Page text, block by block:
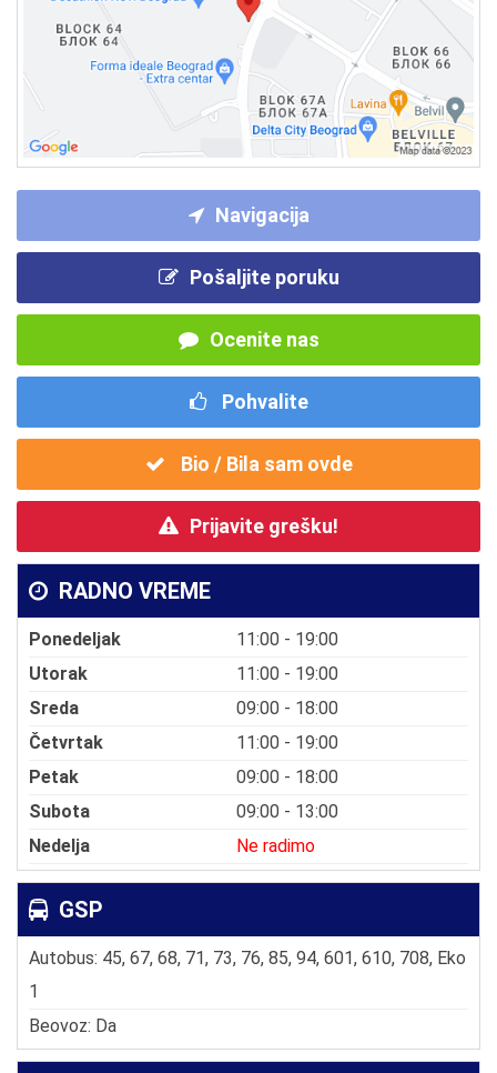
Navigacija
Pošaljite poruku
Ocenite nas
Pohvalite
Bio / Bila sam ovde
Prijavite grešku!
RADNO VREME
Ponedeljak
11:00 - 19:00
Utorak
11:00 - 19:00
Sreda
09:00 - 18:00
Četvrtak
11:00 - 19:00
Petak
09:00 - 18:00
Subota
09:00 - 13:00
Nedelja
Ne radimo
GSP
Autobus: 45, 67, 68, 71, 73, 76, 85, 94, 601, 610, 708, Eko
1
Beovoz: Da